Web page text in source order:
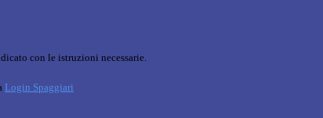
con le istruzioni necessarie.
Login Spaggiari